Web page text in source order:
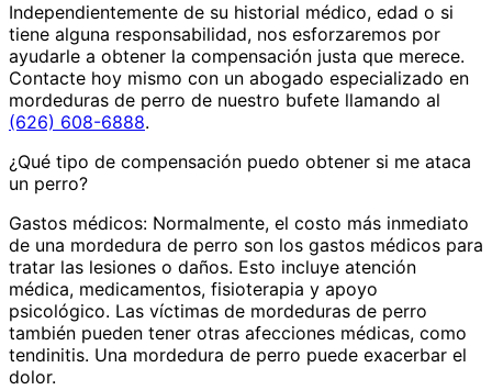
Independientemente de su historial médico, edad o si
tiene alguna responsabilidad, nos esforzaremos por
ayudarle a obtener la compensación justa que merece.
Contacte hoy mismo con un abogado especializado en
mordeduras de perro de nuestro bufete llamando al
(626) 608-6888.
¿Qué tipo de compensación puedo obtener si me ataca
un perro?
Gastos médicos: Normalmente, el costo más inmediato
de una mordedura de perro son los gastos médicos para
tratar las lesiones o daños. Esto incluye atención
médica, medicamentos, fisioterapia y apoyo
psicológico. Las víctimas de mordeduras de perro
también pueden tener otras afecciones médicas, como
tendinitis. Una mordedura de perro puede exacerbar el
dolor.